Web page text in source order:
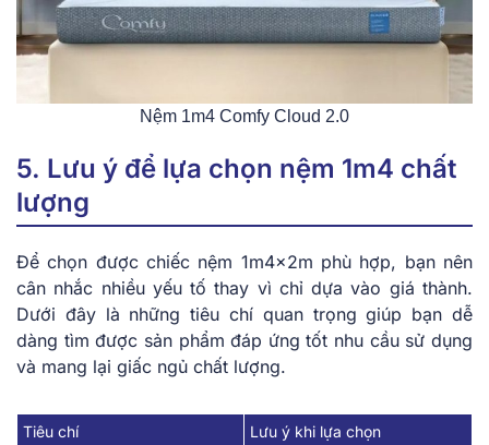
Nệm 1m4 Comfy Cloud 2.0
5. Lưu ý để lựa chọn nệm 1m4 chất
lượng
Để chọn được chiếc nệm 1m4x2m phù hợp, bạn nên
cân nhắc nhiều yếu tố thay vì chỉ dựa vào giá thành.
Dưới đây là những tiêu chí quan trọng giúp bạn dễ
dàng tìm được sản phẩm đáp ứng tốt nhu cầu sử dụng
và mang lại giấc ngủ chất lượng.
Tiêu chí Lưu ý khi lựa chọn